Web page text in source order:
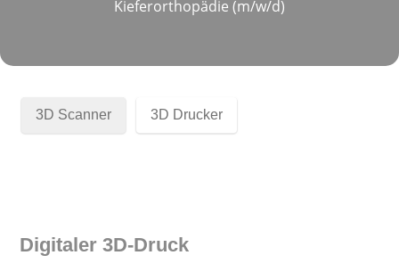
Kieferorthopädie (m/w/d)
3D Scanner 3D Drucker
Digitaler 3D-Druck